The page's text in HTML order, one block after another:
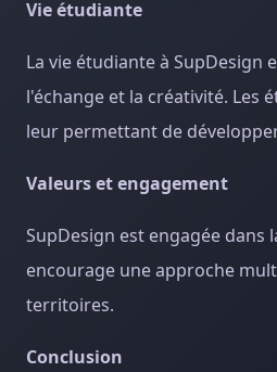
Vie étudiante
La vie étudiante à SupDesign
l'échange et la créativité. Les
leur permettant de
Valeurs et engagement
SupDesign est engagée
encourage une approche
territoires.
Conclusion